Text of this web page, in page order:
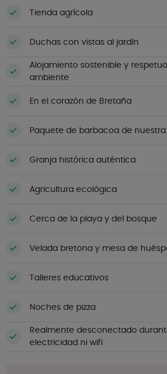
Tienda agrícola
Duchas con vistas al jardín
Alojamiento sostenible y
ambiente
En el corazón de Bretaña
Paquete de barbacoa de
Granja histórica auténtica
Agricultura ecológica
Cerca de la playa y del bosque
Velada bretona y mesa de
Talleres educativos
Noches de pizza
Realmente desconectado
electricidad ni wifi